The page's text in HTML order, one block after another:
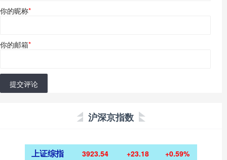
你的昵称*
你的邮箱*
提交评论
沪深京指数
上证综指 3923.54 +23.18 +0.59%